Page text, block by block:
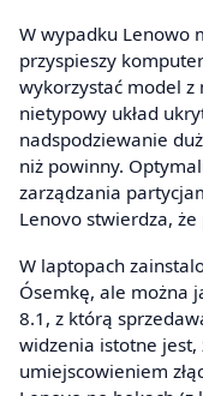
W wypadku Lenowo
przyspieszy
wykorzystać model z
nietypowy układ
nadspodziewanie
niż powinny.
zarządzania
Lenovo stwierdza,
W laptopach
Ósemkę, ale można
8.1, z którą
widzenia istotne
umiejscowieniem